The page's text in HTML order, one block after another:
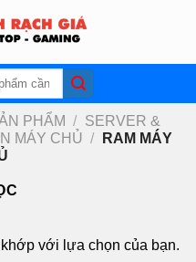
PHẨM / SERVER &
MÁY CHỦ /
RAM MÁY
với lựa chọn của bạn.